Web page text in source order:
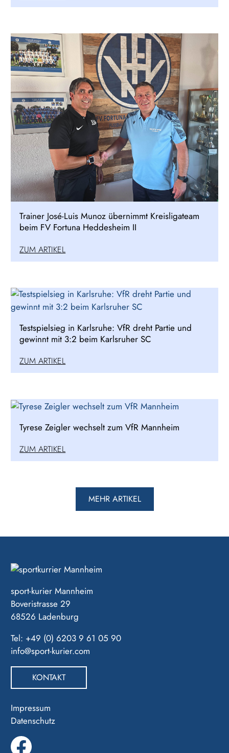
Trainer José-Luis Munoz übernimmt Kreisligateam
beim FV Fortuna Heddesheim II
ZUM ARTIKEL
Testspielsieg in Karlsruhe: VfR dreht Partie und
gewinnt mit 3:2 beim Karlsruher SC
ZUM ARTIKEL
Tyrese Zeigler wechselt zum VfR Mannheim
ZUM ARTIKEL
MEHR ARTIKEL
sport-kurier Mannheim
Boveristrasse 29
68526 Ladenburg
Tel: +49 (0) 6203 9 61 05 90
info@sport-kurier.com
KONTAKT
Impressum
Datenschutz